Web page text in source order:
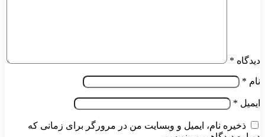
دیدگاه *
نام *
ایمیل *
ذخیره نام، ایمیل و وبسایت من در مرورگر برای زمانی که